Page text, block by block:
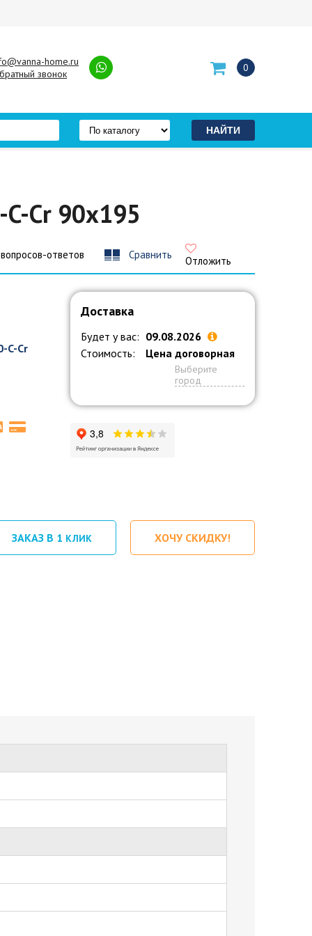
home.ru
звонок
0
Cr 90x195
ответов Сравнить Отложить
C-Cr
Доставка
Будет у вас: 09.08.2026
Стоимость:
Цена договорная
Выберите
город
ЗАКАЗ В 1 КЛИК ХОЧУ СКИДКУ!